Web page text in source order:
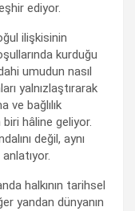
ediyor.
ilişkisinin
kurduğu
umudun nasıl
yalnızlaştırarak
ve bağlılık
hâline geliyor.
değil, aynı
halkının tarihsel
yandan dünyanın